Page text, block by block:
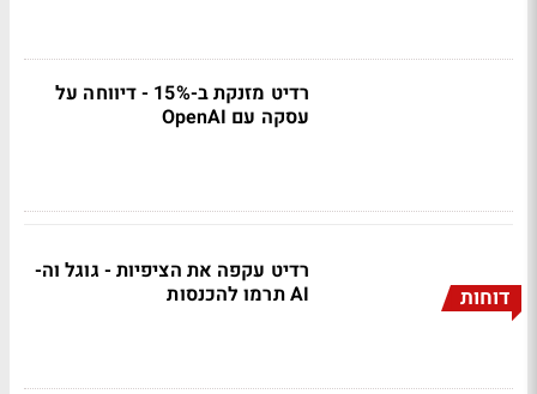
רדיט מזנקת ב-15% - דיווחה על
עסקה עם OpenAI
דוחות
רדיט עקפה את הציפיות - גוגל וה-
AI תרמו להכנסות